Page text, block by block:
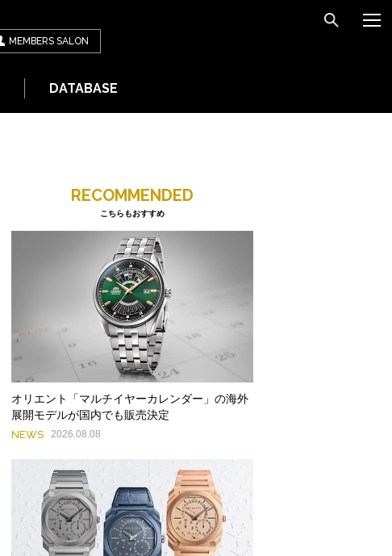
MEMBERS SALON
DATABASE
RECOMMENDED
こちらもおすすめ
オリエント「マルチイヤーカレンダー」の海外
展開モデルが国内でも販売決定
NEWS 2026.08.08